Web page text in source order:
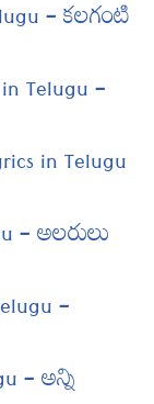
– కలగంటి
Telugu –
in Telugu
– అలరులు
–
– అన్ని